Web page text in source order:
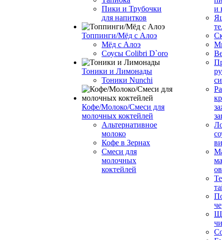
Пики и Трубочки
для напитков
Топпинги/Мёд с Алоэ
Мёд с Алоэ
Соусы Colibri D`oro
Тоники и Лимонады
Тоники Nunchi
Кофе/Молоко/Смеси для
молочных коктейлей
Альтернативное
молоко
Кофе в Зернах
Смеси для
молочных
коктейлей
и